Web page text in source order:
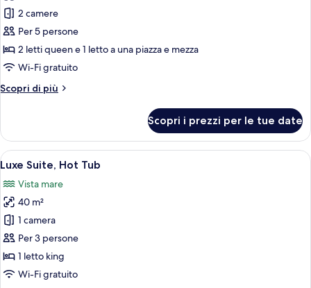
per
Villa
Grand,
piscina
2 camere
Per 5 persone
2 letti queen e 1 letto a una piazza e mezza
Wi-Fi gratuito
Scopri di più
Altri
Grand,
piscina
privata
Scopri i prezzi per le tue date
Apri
tutte
le
foto
per
Luxe
Suite,
Hot
Una terrazza con un tavolo rotondo
29
Luxe Suite, Hot Tub
Vista mare
40 m²
1 camera
Per 3 persone
1 letto king
Wi-Fi gratuito